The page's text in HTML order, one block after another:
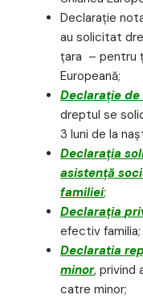
Declaraţie
au solicitat
ţara – pentru
Europeană;
Declaraţie
dreptul se
3 luni de la
Declaraţia
asistență
familiei;
Declaraţia
efectiv familia;
Declaratia
minor, privind
catre minor;